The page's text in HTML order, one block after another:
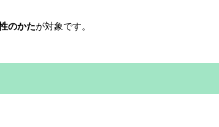
のかたが対象です。